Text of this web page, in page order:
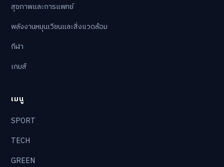
สุขภาพและการแพทย์
พลังงานหมุนเวียนและสิ่งแวดล้อม
กีฬา
เกมส์
เมนู
SPORT
TECH
GREEN